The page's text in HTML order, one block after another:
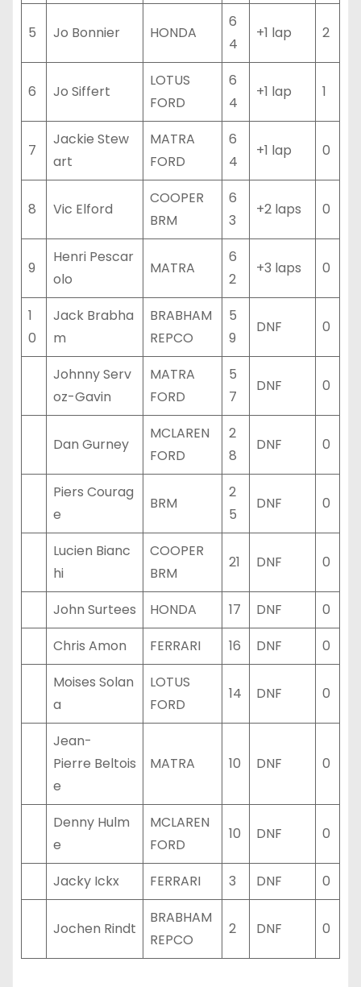
5 Jo Bonnier HONDA
6
4
+1 lap 2
6 Jo Siffert
LOTUS
FORD
6
4
+1 lap 1
7
Jackie Stew
art
MATRA
FORD
6
4
+1 lap 0
8 Vic Elford
COOPER
BRM
6
3
+2 laps 0
9
Henri Pescar
olo
MATRA
6
2
+3 laps 0
1
0
Jack Brabha
m
BRABHAM
REPCO
5
9
DNF 0
Johnny Serv
oz-Gavin
MATRA
FORD
5
7
DNF 0
Dan Gurney
MCLAREN
FORD
2
8
DNF 0
Piers Courag
e
BRM
2
5
DNF 0
Lucien Bianc
hi
COOPER
BRM
21 DNF 0
John Surtees HONDA 17 DNF
0
Chris Amon
FERRARI 16 DNF
0
Moises Solan
a
LOTUS
FORD
14 DNF 0
Jean-
Pierre Beltois
e
MATRA 10 DNF 0
Denny Hulm
e
MCLAREN
FORD
10 DNF 0
Jacky Ickx FERRARI 3 DNF 0
Jochen Rindt
BRABHAM
REPCO
2 DNF 0